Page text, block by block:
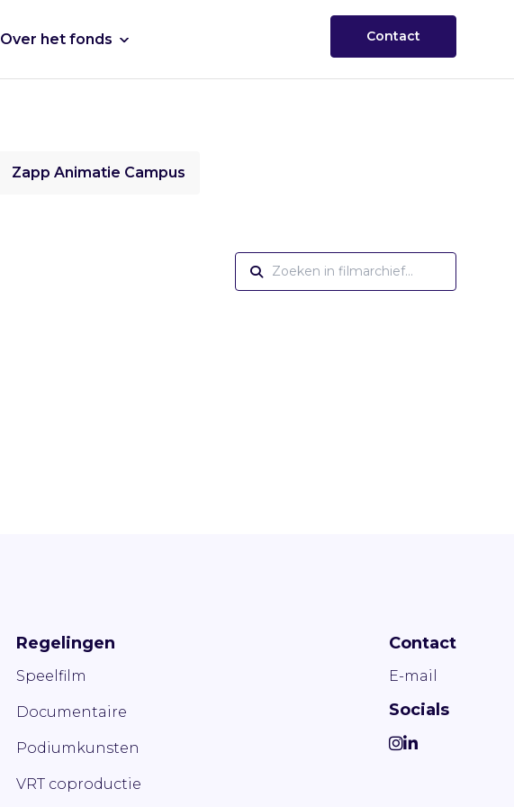
Over het fonds Contact
Zapp Animatie Campus
Regelingen
Speelfilm
Documentaire
Podiumkunsten
VRT coproductie
Contact
E-mail
Socials